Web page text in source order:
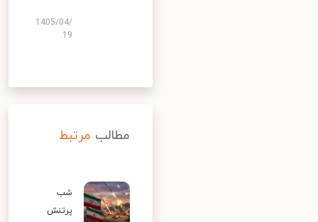
1405/04/
19
مطالب مرتبط
شب
پرتنش